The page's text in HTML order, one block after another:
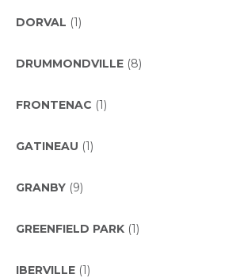
DORVAL (1)
DRUMMONDVILLE (8)
FRONTENAC (1)
GATINEAU (1)
GRANBY (9)
GREENFIELD PARK (1)
IBERVILLE (1)